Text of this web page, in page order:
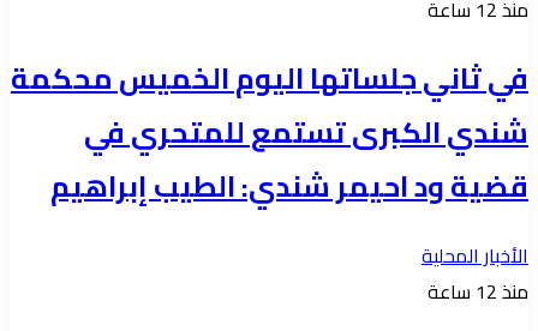
منذ 12 ساعة
في ثاني جلساتها اليوم الخميس محكمة
شندي الكبرى تستمع للمتحري في
قضية ود احيمر شندي: الطيب إبراهيم
الأخبار المحلية
منذ 12 ساعة